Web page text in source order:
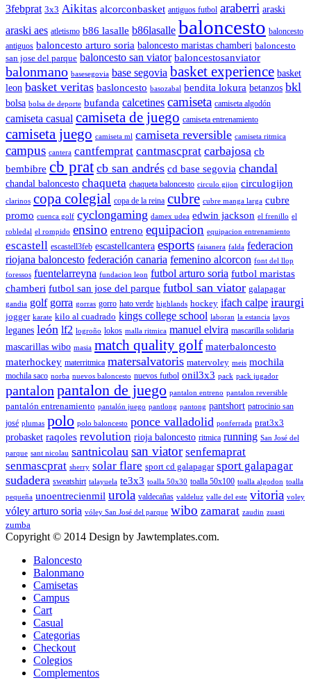
3febprat 3x3 Aikitas alcorconbasket antiguos futbol araberri araski
araski aes atletismo b86 lasalle b86lasalle baloncesto baloncesto
antiguos baloncesto arturo soria baloncesto maristas chamberi baloncesto
san jose del parque baloncesto san viator baloncestosanviator
balonmano basesegovia base segovia basket experience basket
leon basket veritas basloncesto basozabal bendita lokura betanzos bkl
bolsa bolsa de deporte bufanda calcetines camiseta camiseta algodón
camiseta casual camiseta de juego camiseta entrenamiento
camiseta juego camiseta ml camiseta reversible camiseta ritmica
campus cantera cantfemprat cantmascprat carbajosa cb
bembibre cb prat cb san andrés cd base segovia chandal
chandal baloncesto chaqueta chaqueta baloncesto circulo gijon circulogijon
clarinos copa colegial copa de la reina cubre cubre manga larga cubre
promo cuenca golf cyclongaming damex udea edwin jackson el frenillo el
robledal el rompido ensino entreno equipacion equipacion entrenamiento
escastell escastell3feb escastellcantera esports faisanera falda federacion
riojana baloncesto federación canaria femenino alcorcon font del llop
foressos fuentelarreyna fundacion leon futbol arturo soria futbol maristas
chamberi futbol san jose del parque futbol san viator galapagar
gandia golf gorra gorras gorro hato verde highlands hockey ifach calpe iraurgi
jogger karate kilo al cuadrado kings college school laboran la estancia layos
leganes león lf2 logroño lokos malla ritmica manuel elvira mascarilla solidaria
mascarillas wibo masia match quality golf materbaloncesto
materhockey materritmica matersalvatoris matervoley meis mochila
mochila saco norba nuevos baloncesto nuevos futbol onil3x3 pack pack jugador
pantalon pantalon de juego pantalon entreno pantalon reversible
pantalón entrenamiento pantalón juego pantlong pantong pantshort patrocinio san
josé plumas polo polo baloncesto ponce valladolid ponferrada prat3x3
probasket raqoles revolution rioja baloncesto ritmica running San José del
parque sant nicolau santnicolau san viator senfemaprat
senmascprat sherry solar flare sport cd galapagar sport galapagar
sudadera sweatshirt talayuela te3x3 toalla 50x30 toalla 50x100 toalla algodon toalla
pequeña unoentrecienmil urola valdecañas valdeluz valle del este vitoria voley
vóley arturo soria vóley San José del parque wibo zamarat zaudin zuasti
zumba
Copyright © 2014 Design by Jawtemplates.com.
Baloncesto
Balonmano
Camisetas
Campus
Cart
Casual
Categorias
Checkout
Colegios
Complementos